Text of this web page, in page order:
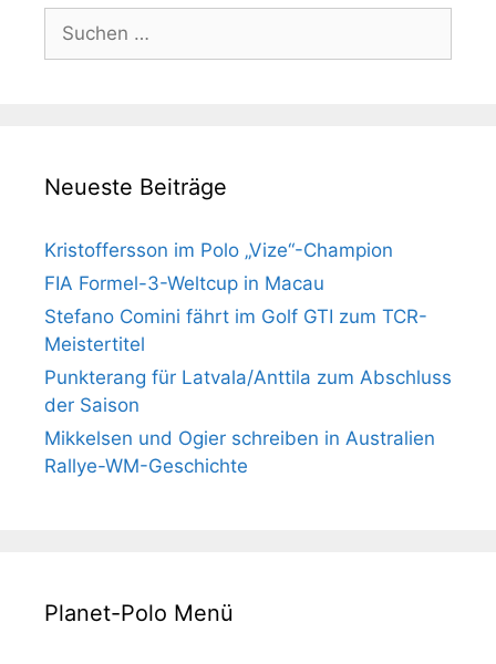
Suchen
nach:
Neueste Beiträge
Kristoffersson im Polo „Vize“-Champion
FIA Formel-3-Weltcup in Macau
Stefano Comini fährt im Golf GTI zum TCR-
Meistertitel
Punkterang für Latvala/Anttila zum Abschluss
der Saison
Mikkelsen und Ogier schreiben in Australien
Rallye-WM-Geschichte
Planet-Polo Menü